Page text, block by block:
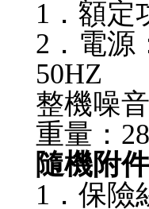
1．額定
2．電源
50HZ
整機噪
重量：
隨機附件
1．保險